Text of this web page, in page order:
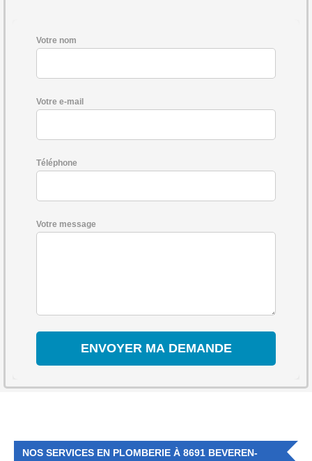
Votre nom
Votre e-mail
Téléphone
Votre message
NOS SERVICES EN PLOMBERIE À 8691 BEVEREN-